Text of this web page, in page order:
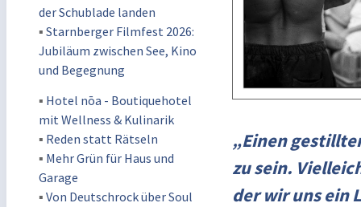
der Schublade landen
▪ Starnberger Filmfest 2026:
Jubiläum zwischen See, Kino
und Begegnung
▪ Hotel nōa - Boutiquehotel
mit Wellness & Kulinarik
▪ Reden statt Rätseln
▪ Mehr Grün für Haus und
Garage
▪ Von Deutschrock über Soul
„Einen
zu sein.
der wir uns ein